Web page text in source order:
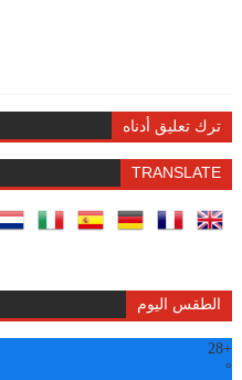
ترك تعليق أدناه
TRANSLATE
الطقس اليوم
+
28
°